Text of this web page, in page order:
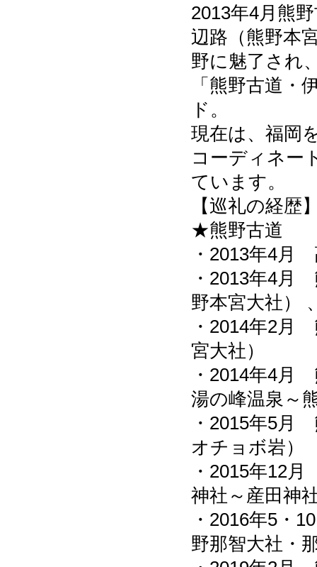
2013年4月熊
辺路（熊野本
野に魅了され
「熊野古道
ド。
現在は、福岡
コーディネー
ています。
【巡礼の経歴
★熊野古道
・2013年4月
・2013年4月
野本宮大社）
・2014年2月
宮大社）
・2014年4月
湯の峰温泉～
・2015年5月
オチョボ岩）
・2015年12
神社～産田神
・2016年5・
野那智大社・